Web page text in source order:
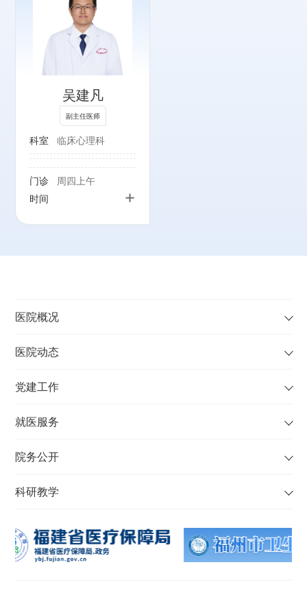
吴建凡
副主任医师
科室 临床心理科
门诊
时间
周四上午
+
医院概况
医院动态
党建工作
就医服务
院务公开
科研教学